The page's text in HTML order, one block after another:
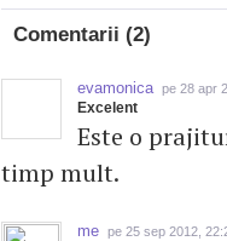
Comentarii (2)
evamonica pe 28 apr
Excelent
Este o
timp mult.
me pe 25 sep 2012,